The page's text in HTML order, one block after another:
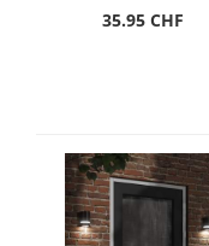
35.95 CHF